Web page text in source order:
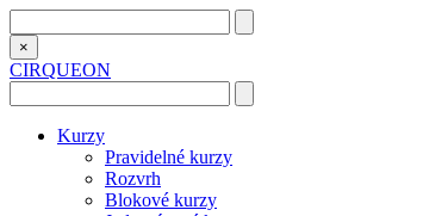
×
CIRQUEON
Kurzy
Pravidelné kurzy
Rozvrh
Blokové kurzy